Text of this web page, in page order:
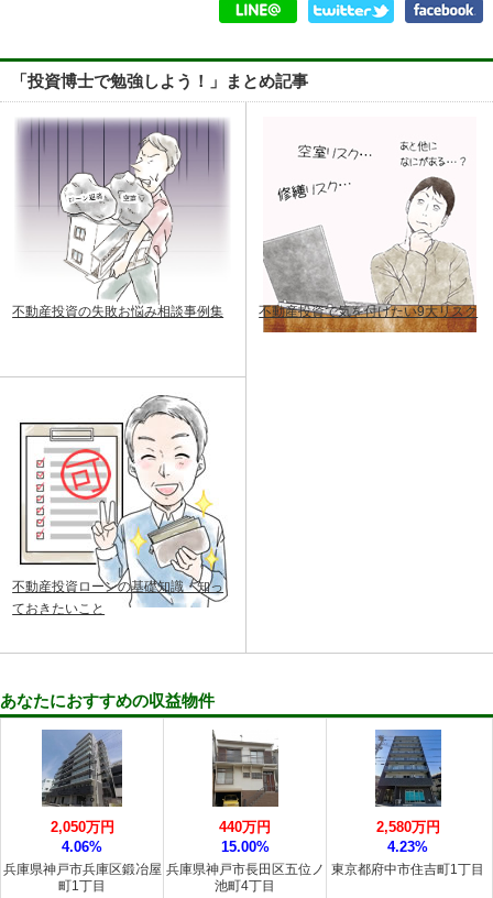
「投資博士で勉強しよう！」まとめ記事
不動産投資の失敗お悩み相談事例集 不動産投資で気を付けたい9大リスク
不動産投資ローンの基礎知識・知っ
ておきたいこと
あなたにおすすめの収益物件
兵庫県神戸市兵庫区鍛冶屋
町1丁目
2,050万円
4.06%
兵庫県神戸市長田区五位ノ
池町4丁目
440万円
15.00%
東京都府中市住吉町1丁目
2,580万円
4.23%